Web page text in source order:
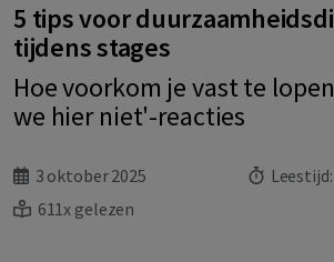
5 tips voor
tijdens stages
Hoe voorkom je vast te
we hier niet'-reacties
3 oktober 2025 Leestijd:
611x gelezen